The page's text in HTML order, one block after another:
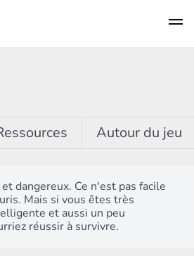
Autour du jeu
dangereux. Ce n'est pas facile
Mais si vous êtes très
et aussi un peu
réussir à survivre.